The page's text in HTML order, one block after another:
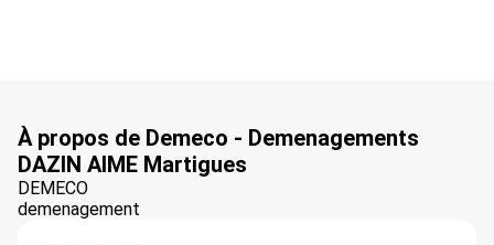
À propos de Demeco - Demenagements
DAZIN AIME Martigues
DEMECO
demenagement